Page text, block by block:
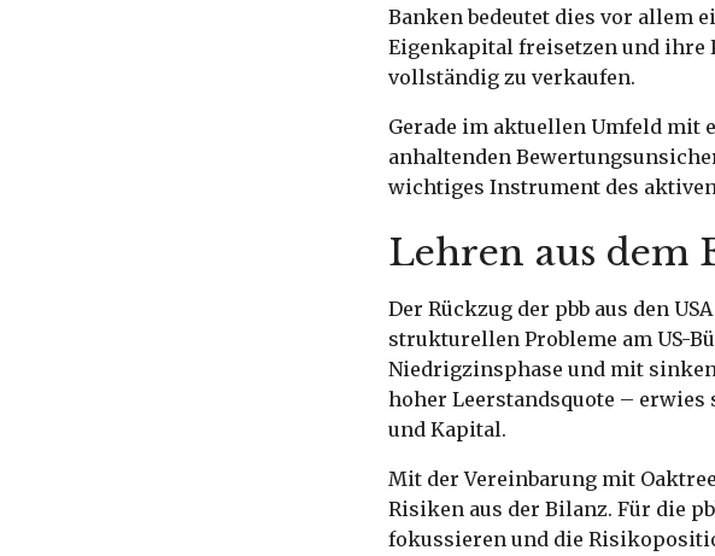
Banken bedeutet dies vor allem
Eigenkapital freisetzen und ihre
vollständig zu verkaufen.
Gerade im aktuellen Umfeld mit
anhaltenden
wichtiges Instrument des
Lehren aus dem
Der Rückzug der pbb aus den
strukturellen Probleme am US-
Niedrigzinsphase und mit
hoher Leerstandsquote –
und Kapital.
Mit der Vereinbarung mit
Risiken aus der Bilanz. Für die
fokussieren und die